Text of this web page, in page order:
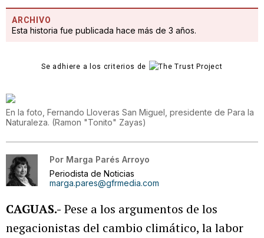
ARCHIVO
Esta historia fue publicada hace más de 3 años.
Se adhiere a los criterios de
En la foto, Fernando Lloveras San Miguel, presidente de Para la
Naturaleza. (Ramon "Tonito" Zayas)
Por Marga Parés Arroyo
Periodista de Noticias
marga.pares@gfrmedia.com
CAGUAS.- Pese a los argumentos de los
negacionistas del cambio climático, la labor